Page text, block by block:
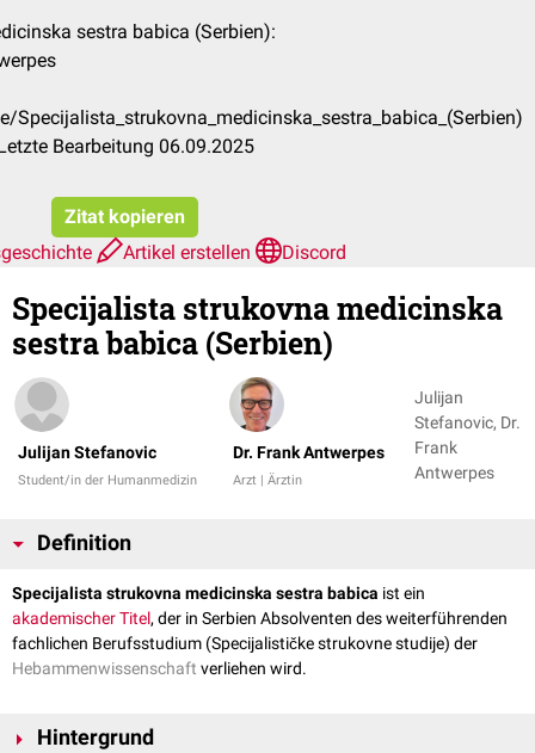
sestra babica (Serbien):
Bearbeitung 06.09.2025
Zitat kopieren
Artikel erstellen Discord
Specijalista strukovna medicinska
sestra babica (Serbien)
Julijan Stefanovic
Student/in der Humanmedizin
Dr. Frank Antwerpes
Arzt | Ärztin
Julijan
Stefanovic, Dr.
Frank
Antwerpes
Definition
Specijalista strukovna medicinska sestra babica ist ein
akademischer Titel, der in Serbien Absolventen des weiterführenden
fachlichen Berufsstudium (Specijalističke strukovne studije) der
Hebammenwissenschaft verliehen wird.
Hintergrund